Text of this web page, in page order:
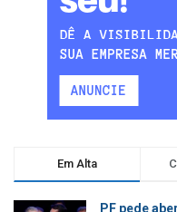
Em Alta
PF pede